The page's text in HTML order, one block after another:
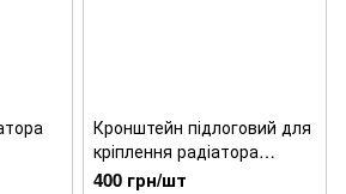
Кронштейн підлоговий для
кріплення радіатора
КРН-500
400 грн/шт